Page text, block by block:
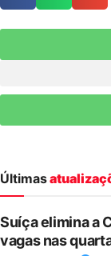
Últimas
Suíça elimina a
vagas nas